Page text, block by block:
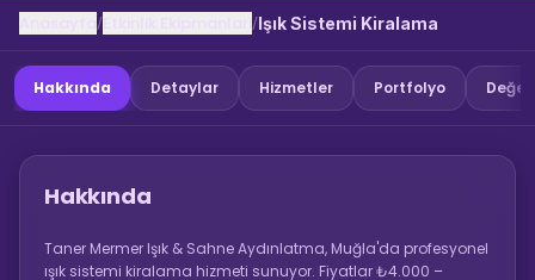
/ /Işık Sistemi Kiralama
Hakkında Detaylar Hizmetler Portfolyo
Hakkında
Taner Mermer Işık & Sahne Aydınlatma, Muğla'da profesyonel
ışık sistemi kiralama hizmeti sunuyor. Fiyatlar ₺4.000 –